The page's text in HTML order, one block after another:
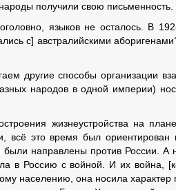
получили свою письменность.
языков не осталось. В
с] австралийскими
другие способы организации
народов в одной империи)
жизнеустройства на
всё это время был ориентирован
направлены против России. А
в Россию с войной. И их война,
населению, она носила